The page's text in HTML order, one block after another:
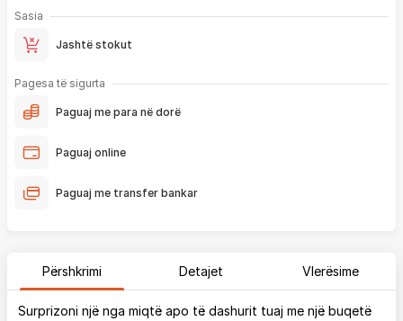
Sasia
Jashtë stokut
Pagesa të sigurta
Paguaj me para në dorë
Paguaj online
Paguaj me transfer bankar
Përshkrimi Detajet Vlerësime
Surprizoni një nga miqtë apo të dashurit tuaj me një buqetë